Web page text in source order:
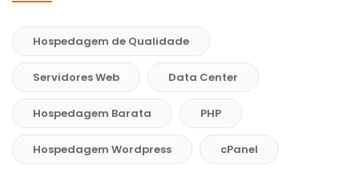
Hospedagem de Qualidade
Servidores Web Data Center
Hospedagem Barata PHP
Hospedagem Wordpress cPanel